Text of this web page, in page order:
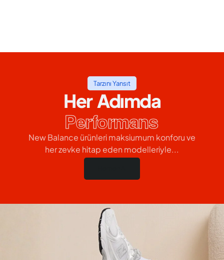
Tarzını Yansıt
Her Adımda
Performans
New Balance ürünleri maksiumum konforu ve
her zevke hitap eden modelleriyle...